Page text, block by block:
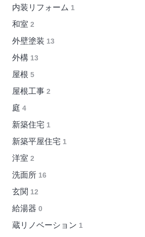
内装リフォーム 1
和室 2
外壁塗装 13
外構 13
屋根 5
屋根工事 2
庭 4
新築住宅 1
新築平屋住宅 1
洋室 2
洗面所 16
玄関 12
給湯器 0
蔵リノベーション 1